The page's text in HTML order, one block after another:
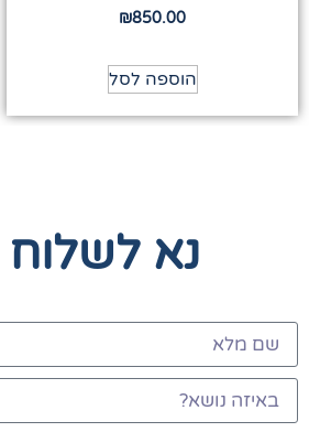
₪850.00
הוספה לסל
נא